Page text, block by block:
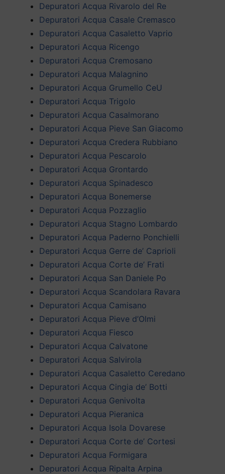
Depuratori Acqua Rivarolo del Re
Depuratori Acqua Casale Cremasco
Depuratori Acqua Casaletto Vaprio
Depuratori Acqua Ricengo
Depuratori Acqua Cremosano
Depuratori Acqua Malagnino
Depuratori Acqua Grumello CeU
Depuratori Acqua Trigolo
Depuratori Acqua Casalmorano
Depuratori Acqua Pieve San Giacomo
Depuratori Acqua Credera Rubbiano
Depuratori Acqua Pescarolo
Depuratori Acqua Grontardo
Depuratori Acqua Spinadesco
Depuratori Acqua Bonemerse
Depuratori Acqua Pozzaglio
Depuratori Acqua Stagno Lombardo
Depuratori Acqua Paderno Ponchielli
Depuratori Acqua Gerre de’ Caprioli
Depuratori Acqua Corte de’ Frati
Depuratori Acqua San Daniele Po
Depuratori Acqua Scandolara Ravara
Depuratori Acqua Camisano
Depuratori Acqua Pieve d’Olmi
Depuratori Acqua Fiesco
Depuratori Acqua Calvatone
Depuratori Acqua Salvirola
Depuratori Acqua Casaletto Ceredano
Depuratori Acqua Cingia de’ Botti
Depuratori Acqua Genivolta
Depuratori Acqua Pieranica
Depuratori Acqua Isola Dovarese
Depuratori Acqua Corte de’ Cortesi
Depuratori Acqua Formigara
Depuratori Acqua Ripalta Arpina